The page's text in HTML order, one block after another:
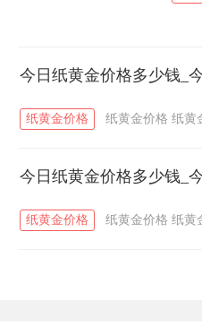
今日纸黄金价格多少钱_
纸黄金价格 纸黄金价格 纸黄
今日纸黄金价格多少钱_
纸黄金价格 纸黄金价格 纸黄